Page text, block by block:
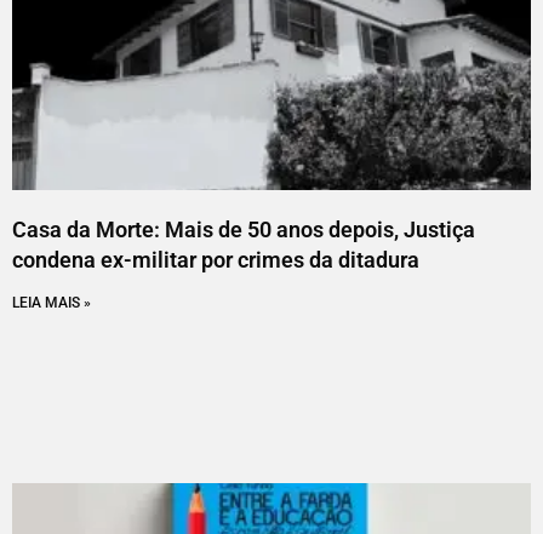
Casa da Morte: Mais de 50 anos depois, Justiça
condena ex-militar por crimes da ditadura
LEIA MAIS »